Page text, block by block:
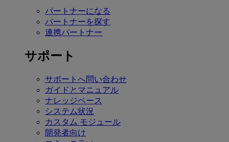
パートナーになる
パートナーを探す
連携パートナー
サポート
サポートへ問い合わせ
ガイドとマニュアル
ナレッジベース
システム状況
カスタム モジュール
開発者向け